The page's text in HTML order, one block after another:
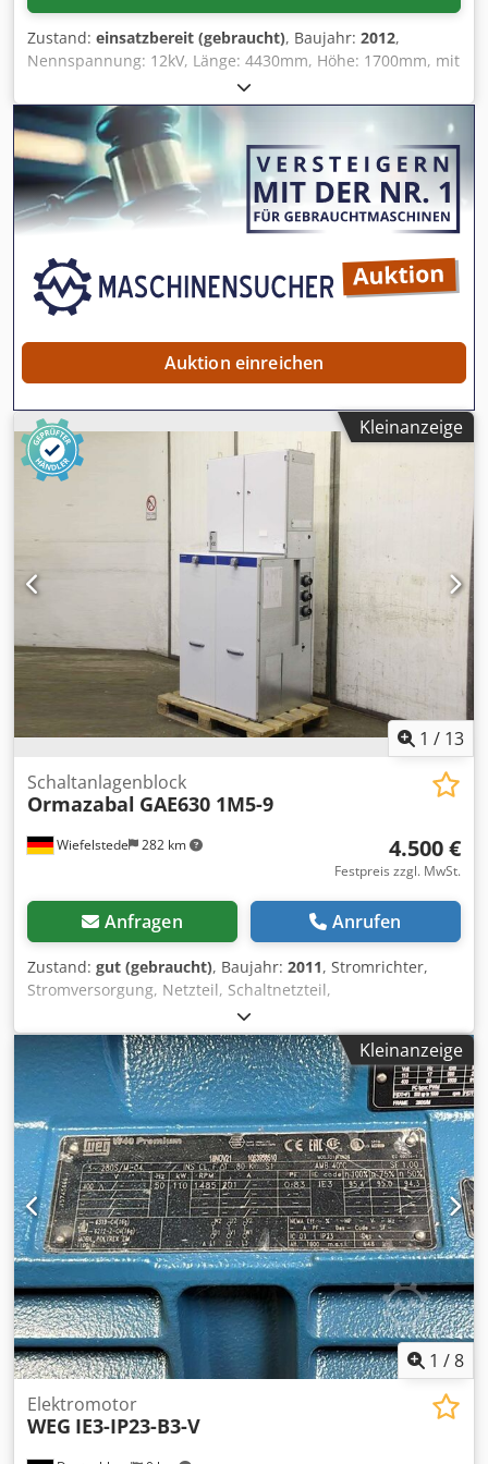
Zustand: einsatzbereit (gebraucht), Baujahr: 2012,
Nennspannung: 12kV, Länge: 4430mm, Höhe: 1700mm, mit
Dokumentation. Eine Besichtigung vor Ort ist möglich.
Dcjdpfx Aszqfxkob Eok
Auktion einreichen
Kleinanzeige
1 / 13
Wiefelstede 282 km
Schaltanlagenblock
Ormazabal GAE630 1M5-9
4.500 €
Festpreis zzgl. MwSt.
Anfragen Anrufen
Zustand: gut (gebraucht), Baujahr: 2011, Stromrichter,
Stromversorgung, Netzteil, Schaltnetzteil,
Mittelspannungsschaltanlage, Schaltgerät,
Mittelspannungsschaltgerät, Schaltanlagenblock,
Sekundärschaltanlage -Hersteller: Ormazabal,
Schaltanlagenblock Typ GAE630 1M5-9 -
Bemessungsspannung: bis 24 kV -Bemessungsstrom: bis
630 A -techn. Daten: siehe Foto Typenschild -
Einzelkomponenten: siehe Fotos -Anzahl: 2 Stück
Schaltanlagenblöcke vorhanden -Preis: pro Stück -
Abmessungen: 850/755/H1995 mm Dsdpshgw Srjfx Ab Ejck
-Gewicht: 414 kg
Kleinanzeige
1 /8
Elektromotor
WEG IE3-IP23-B3-V